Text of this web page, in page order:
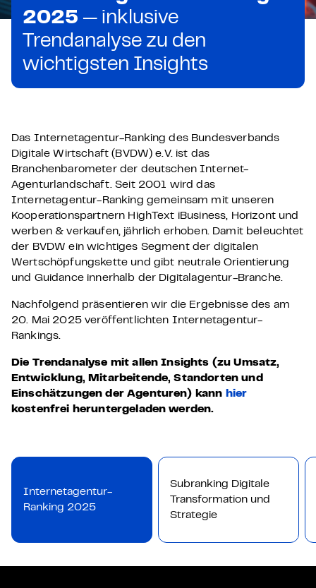
2025 — inklusive
Trendanalyse zu den
wichtigsten Insights
Das Internetagentur-Ranking des Bundesverbands
Digitale Wirtschaft (BVDW) e.V. ist das
Branchenbarometer der deutschen Internet-
Agenturlandschaft. Seit 2001 wird das
Internetagentur-Ranking gemeinsam mit unseren
Kooperationspartnern HighText iBusiness, Horizont und
werben & verkaufen, jährlich erhoben. Damit beleuchtet
der BVDW ein wichtiges Segment der digitalen
Wertschöpfungskette und gibt neutrale Orientierung
und Guidance innerhalb der Digitalagentur-Branche.
Nachfolgend präsentieren wir die Ergebnisse des am
20. Mai 2025 veröffentlichten Internetagentur-
Rankings.
Die Trendanalyse mit allen Insights (zu Umsatz,
Entwicklung, Mitarbeitende, Standorten und
Einschätzungen der Agenturen) kann hier
kostenfrei heruntergeladen werden.
Internetagentur-
Ranking 2025
Subranking Digitale
Transformation und
Strategie